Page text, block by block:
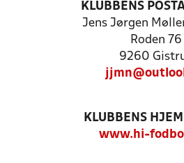
KLUBBENS
Jens Jørgen
Roden 76
9260
KLUBBENS
www.hi-